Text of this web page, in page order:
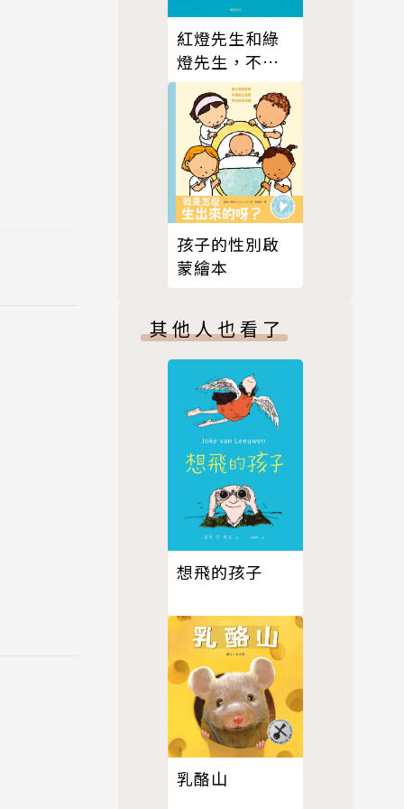
紅燈先生和綠
燈先生，不想
工作了！
孩子的性別啟
蒙繪本
其他人也看了
想飛的孩子
乳酪山